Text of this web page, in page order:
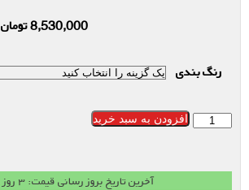
8,530,000تومان
رنگ بندی
افزودن به سبد خرید
آخرین تاریخ بروز رسانی قیمت: ۳ روز پیش